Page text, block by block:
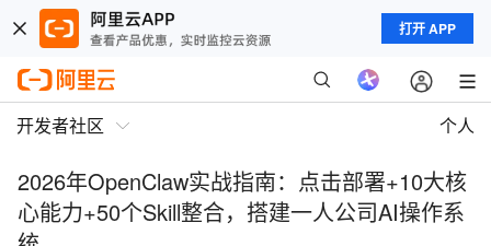
打开 APP
开发者社区 个人
2026年OpenClaw实战指南：点击部署+10大核
心能力+50个Skill整合，搭建一人公司AI操作系